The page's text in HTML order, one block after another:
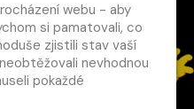
u nás již
webu - aby
si pamatovali, co
zjistili stav vaší
nevhodnou
pokaždé